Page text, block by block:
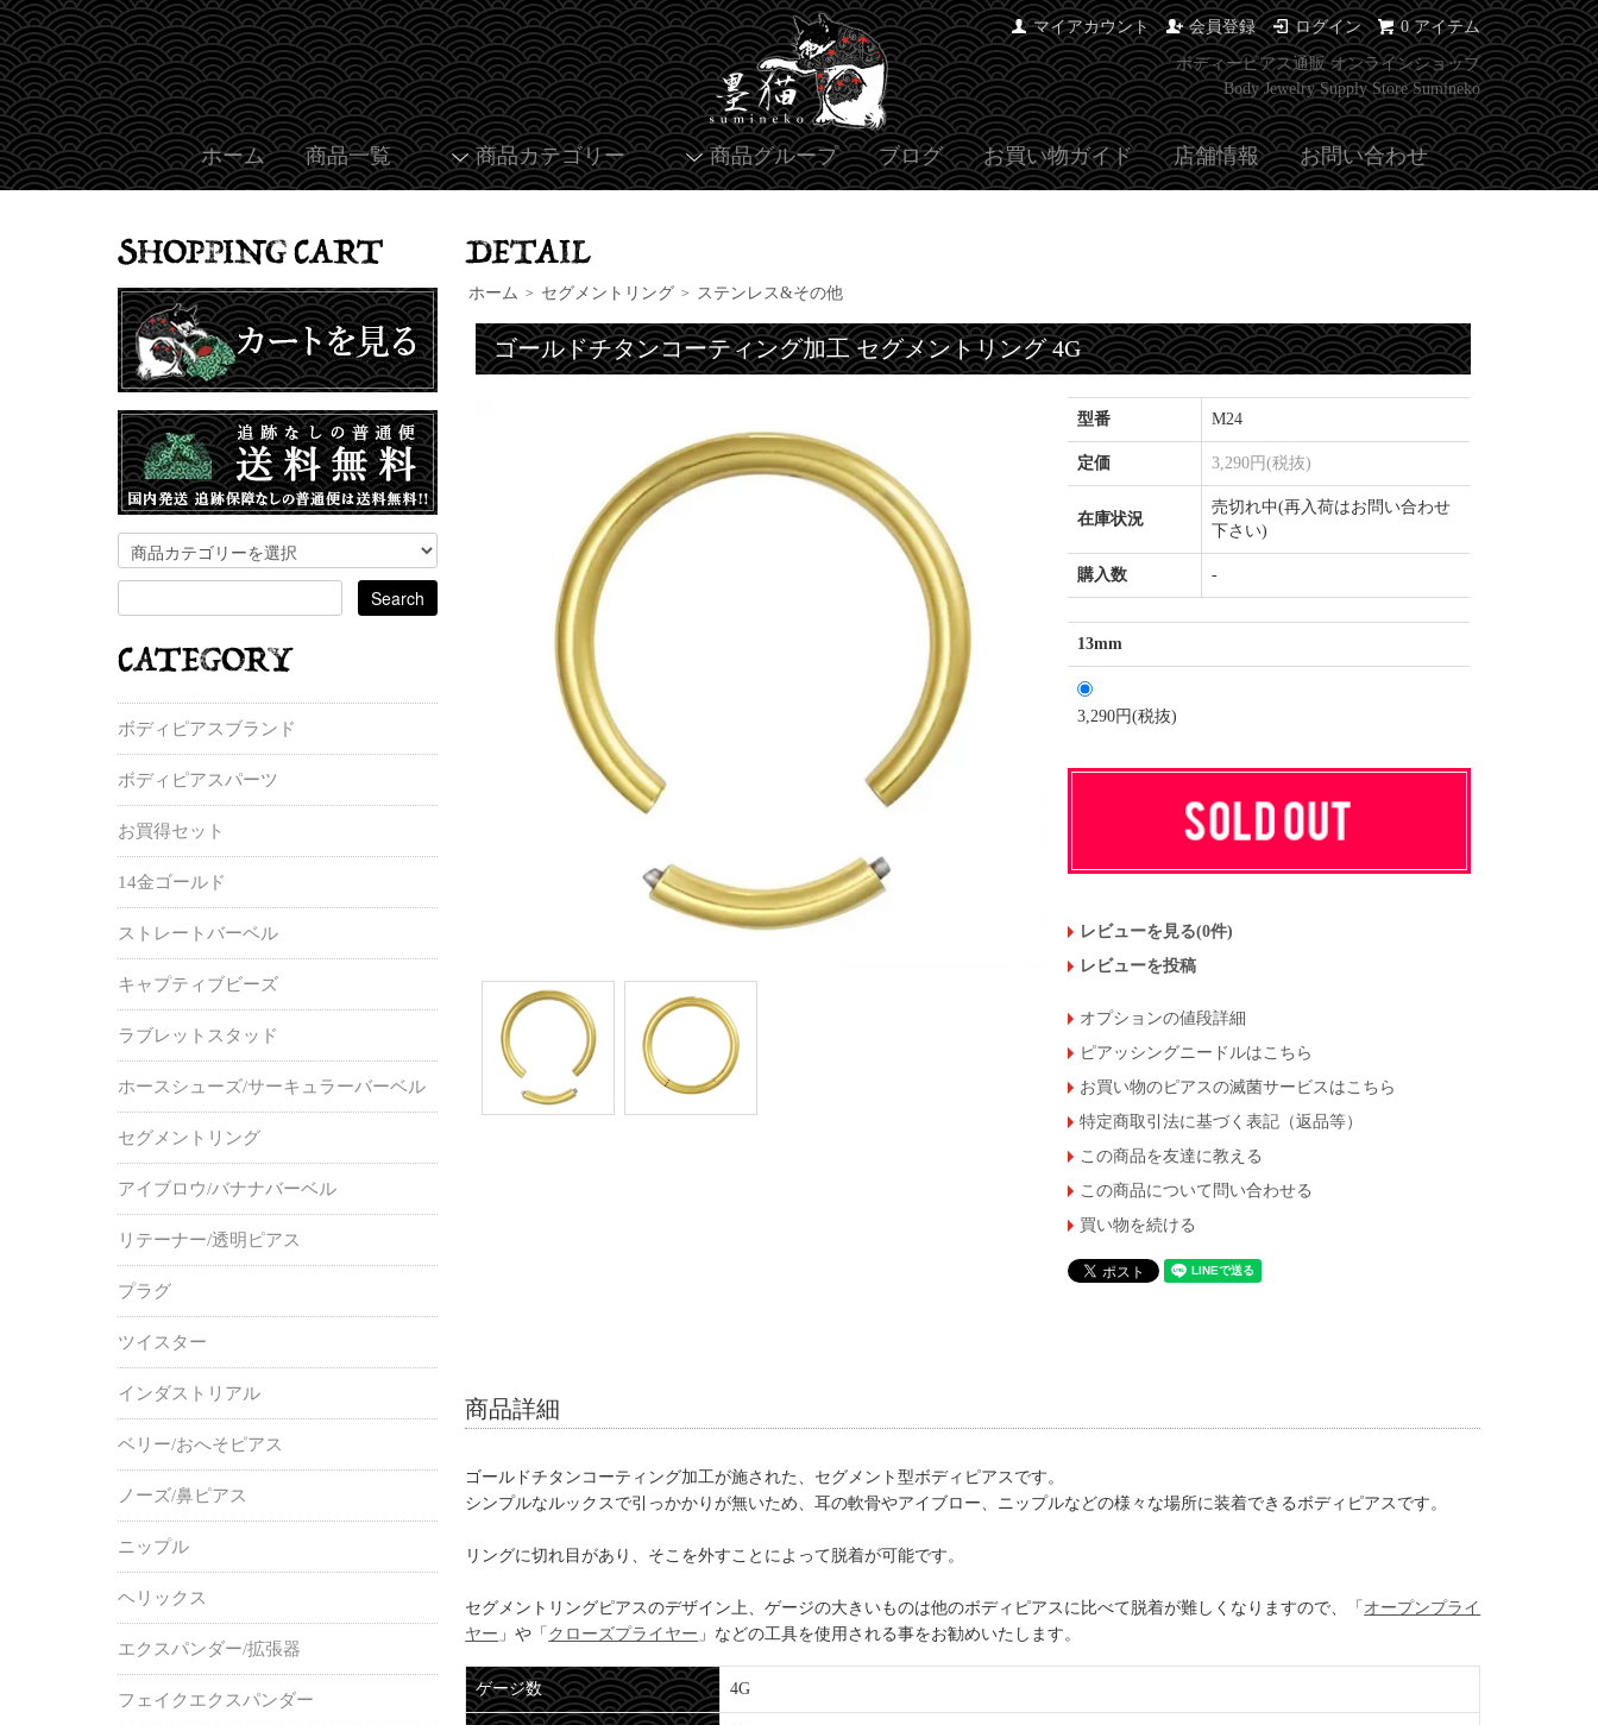
マイアカウント 会員登録 ログイン 0 アイテム
ボディーピアス通販 オンラインショップ
Body Jewelry Supply Store Sumineko
ホーム 商品一覧 商品カテゴリー 商品グループ ブログ お買い物ガイド 店舗情報 お問い合わせ
ホーム > セグメントリング > ステンレス&その他
ゴールドチタンコーティング加工 セグメントリング 4G
型番 M24
定価 3,290円(税抜)
在庫状況
売切れ中(再入荷はお問い合わせ
下さい)
購入数 -
13mm
3,290円(税抜)
レビューを見る(0件)
レビューを投稿
オプションの値段詳細
ピアッシングニードルはこちら
お買い物のピアスの滅菌サービスはこちら
特定商取引法に基づく表記（返品等）
この商品を友達に教える
この商品について問い合わせる
買い物を続ける
商品詳細
ゴールドチタンコーティング加工が施された、セグメント型ボディピアスです。
シンプルなルックスで引っかかりが無いため、耳の軟骨やアイブロー、ニップルなどの様々な場所に装着できるボディピアスです。
リングに切れ目があり、そこを外すことによって脱着が可能です。
セグメントリングピアスのデザイン上、ゲージの大きいものは他のボディピアスに比べて脱着が難しくなりますので、「 オープンプライ
ヤー 」や「 クローズプライヤー 」などの工具を使用される事をお勧めいたします。
ゲージ数 4G
ボディピアスブランド
ボディピアスパーツ
お買得セット
14金ゴールド
ストレートバーベル
キャプティブビーズ
ラブレットスタッド
ホースシューズ/サーキュラーバーベル
セグメントリング
アイブロウ/バナナバーベル
リテーナー/透明ピアス
プラグ
ツイスター
インダストリアル
ベリー/おへそピアス
ノーズ/鼻ピアス
ニップル
ヘリックス
エクスパンダー/拡張器
フェイクエクスパンダー